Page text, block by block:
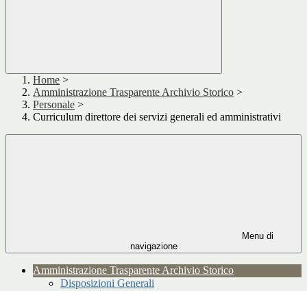
Home >
Amministrazione Trasparente Archivio Storico >
Personale >
Curriculum direttore dei servizi generali ed amministrativi
Menu di
navigazione
Amministrazione Trasparente Archivio Storico
Disposizioni Generali